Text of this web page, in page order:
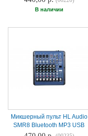
В наличии
Микшерный пульт HL Audio
SMR8 Bluetooth MP3 USB